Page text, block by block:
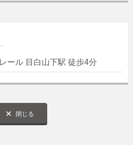
ール 目白山下駅 徒歩4分
閉じる